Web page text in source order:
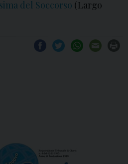
del Soccorso (Largo